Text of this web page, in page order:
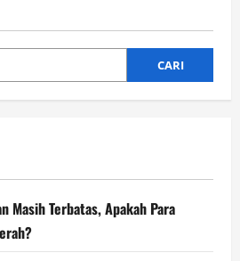
CARI
Masih Terbatas, Apakah Para